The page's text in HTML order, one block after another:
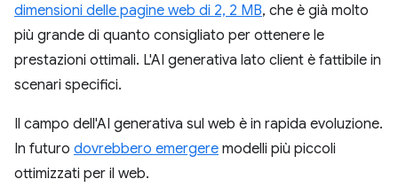
dimensioni delle pagine web di 2, 2 MB, che è già molto
più grande di quanto consigliato per ottenere le
prestazioni ottimali. L'AI generativa lato client è fattibile in
scenari specifici.
Il campo dell'AI generativa sul web è in rapida evoluzione.
In futuro dovrebbero emergere modelli più piccoli
ottimizzati per il web.